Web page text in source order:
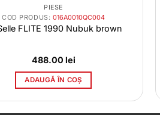
PIESE
COD PRODUS: 016A0010QC004
FLITE 1990 Nubuk brown
488.00 lei
ADAUGĂ ÎN COȘ